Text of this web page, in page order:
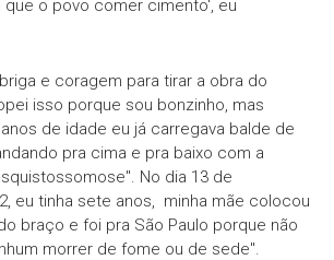
que o povo comer cimento', eu
e coragem para tirar a obra do
isso porque sou bonzinho, mas
de idade eu já carregava balde de
pra cima e pra baixo com a
No dia 13 de
eu tinha sete anos, minha mãe colocou
braço e foi pra São Paulo porque não
morrer de fome ou de sede".